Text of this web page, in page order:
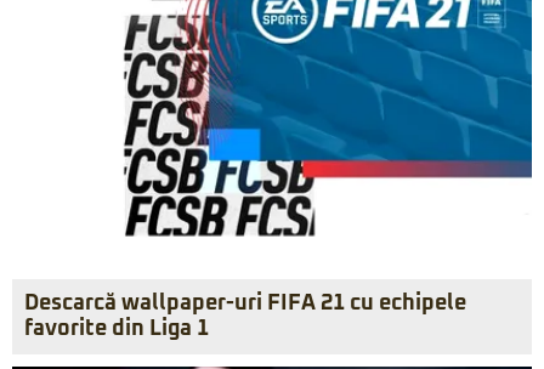
Descarcă wallpaper-uri FIFA 21 cu echipele
favorite din Liga 1